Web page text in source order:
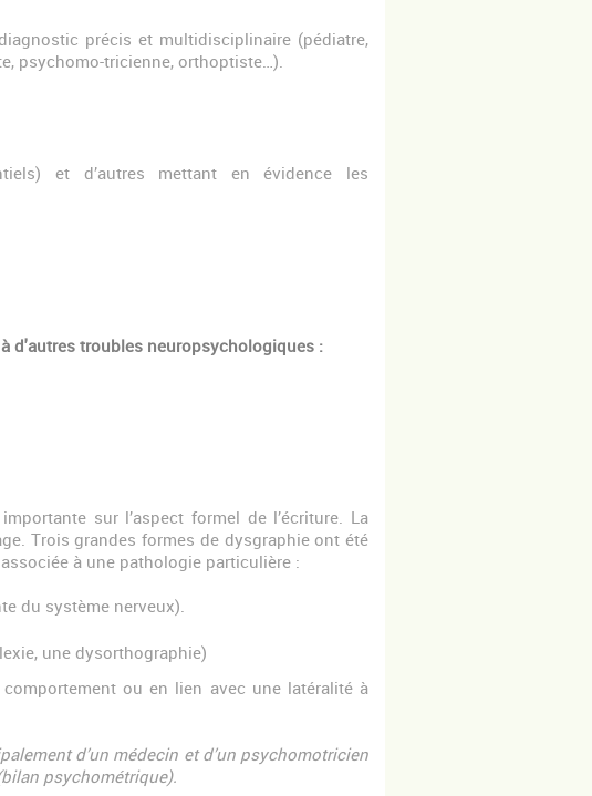
précis et multidisciplinaire (pédiatre,
psychomo-tricienne, orthoptiste…).
et d’autres mettant en évidence les
d'autres troubles neuropsychologiques :
sur l’aspect formel de l’écriture. La
Trois grandes formes de dysgraphie ont été
à une pathologie particulière :
du système nerveux).
une dysorthographie)
ou en lien avec une latéralité à
d’un médecin et d’un psychomotricien
psychométrique).